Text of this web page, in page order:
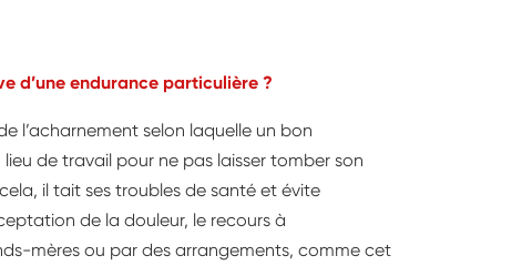
d’une endurance particulière ?
l’acharnement selon laquelle un bon
de travail pour ne pas laisser tomber son
il tait ses troubles de santé et évite
de la douleur, le recours à
mères ou par des arrangements, comme cet